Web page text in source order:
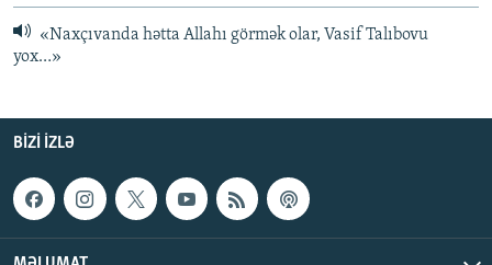
«Naxçıvanda hətta Allahı görmək olar, Vasif Talıbovu
yox…»
BIZI IZLƏ